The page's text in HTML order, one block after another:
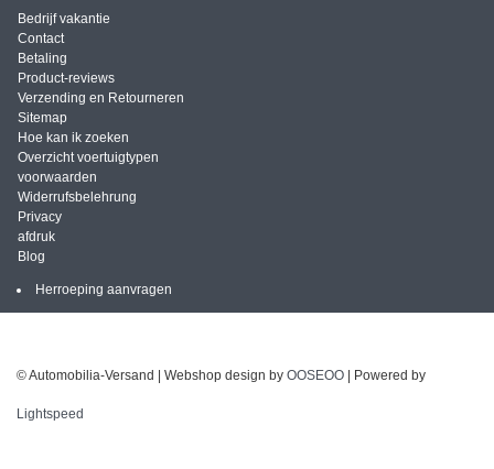
Bedrijf vakantie
Contact
Betaling
Product-reviews
Verzending en Retourneren
Sitemap
Hoe kan ik zoeken
Overzicht voertuigtypen
voorwaarden
Widerrufsbelehrung
Privacy
afdruk
Blog
Herroeping aanvragen
© Automobilia-Versand | Webshop design by OOSEOO | Powered by
Lightspeed